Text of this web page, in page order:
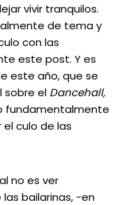
vivir tranquilos.
de tema y
con las
este post. Y es
este año, que se
sobre el Dancehall,
fundamentalmente
el culo de las
no es ver
bailarinas, -en